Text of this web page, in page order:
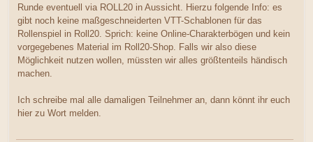
Runde eventuell via ROLL20 in Aussicht. Hierzu folgende Info: es
gibt noch keine maßgeschneiderten VTT-Schablonen für das
Rollenspiel in Roll20. Sprich: keine Online-Charakterbögen und kein
vorgegebenes Material im Roll20-Shop. Falls wir also diese
Möglichkeit nutzen wollen, müssten wir alles größtenteils händisch
machen.
Ich schreibe mal alle damaligen Teilnehmer an, dann könnt ihr euch
hier zu Wort melden.